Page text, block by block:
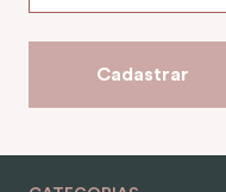
Cadastrar